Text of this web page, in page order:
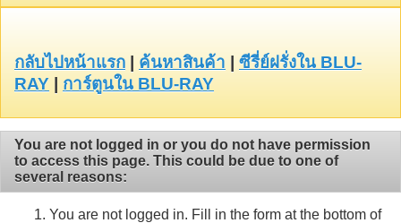
กลับไปหน้าแรก ค้นหาสินค้า
ซีรี่ย์ฝรั่งใน BLU-
RAY
การ์ตูนใน BLU-RAY
You are not logged in or you do not have permission
to access this page. This could be due to one of
several reasons:
You are not logged in. Fill in the form at the bottom of